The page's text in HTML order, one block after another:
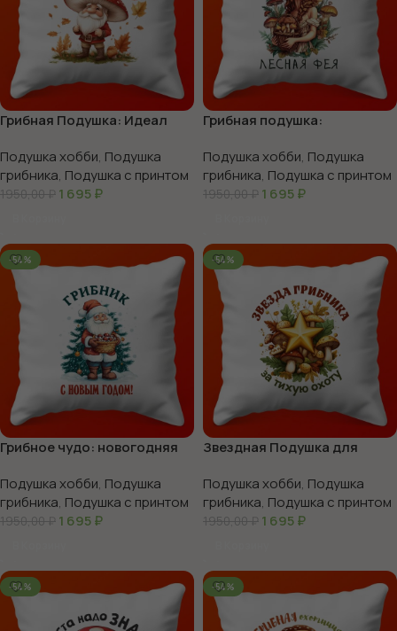
Грибная Подушка: Идеал
Подушка хобби, Подушка
грибника, Подушка с принтом
1950,00₽ 1 695₽
Грибная подушка:
Подушка хобби, Подушка
грибника, Подушка с принтом
1950,00₽ 1 695₽
-54%
Грибное чудо: новогодняя
Подушка хобби, Подушка
грибника, Подушка с принтом
1950,00₽ 1 695₽
-54%
Звездная Подушка для
Подушка хобби, Подушка
грибника, Подушка с принтом
1950,00₽ 1 695₽
-54% -54%